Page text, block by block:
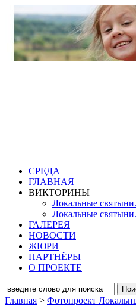
СРЕДА
ГЛАВНАЯ
ВИКТОРИНЫ
Локальные
Локальные
ГАЛЕРЕЯ
НОВОСТИ
ЖЮРИ
ПАРТНЁРЫ
О ПРОЕКТЕ
Главная > Фотопроект